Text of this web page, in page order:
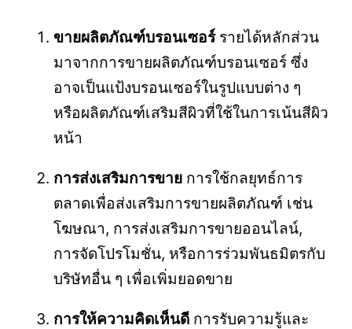
ขายผลิตภัณฑ์บรอนเซอร์รายได้หลักส่วน
มาจากการขายผลิตภัณฑ์บรอนเซอร์ ซึ่ง
อาจเป็นแป้งบรอนเซอร์ในรูปแบบต่าง ๆ
หรือผลิตภัณฑ์เสริมสีผิวที่ใช้ในการเน้นสีผิว
หน้า
การส่งเสริมการขาย การใช้กลยุทธ์การ
ตลาดเพื่อส่งเสริมการขายผลิตภัณฑ์ เช่น
โฆษณา, การส่งเสริมการขายออนไลน์,
การจัดโปรโมชั่น, หรือการร่วมพันธมิตรกับ
บริษัทอื่น ๆ เพื่อเพิ่มยอดขาย
การให้ความคิดเห็นดี การรับความรู้และ